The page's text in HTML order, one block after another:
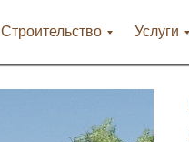
Строительство Услуги